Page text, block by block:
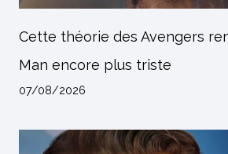
Cette théorie des Avengers
Man encore plus triste
07/08/2026